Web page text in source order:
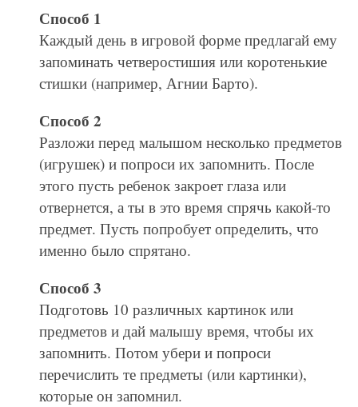
Способ 1
Каждый день в игровой форме предлагай ему
запоминать четверостишия или коротенькие
стишки (например, Агнии Барто).
Способ 2
Разложи перед малышом несколько предметов
(игрушек) и попроси их запомнить. После
этого пусть ребенок закроет глаза или
отвернется, а ты в это время спрячь какой-то
предмет. Пусть попробует определить, что
именно было спрятано.
Способ 3
Подготовь 10 различных картинок или
предметов и дай малышу время, чтобы их
запомнить. Потом убери и попроси
перечислить те предметы (или картинки),
которые он запомнил.